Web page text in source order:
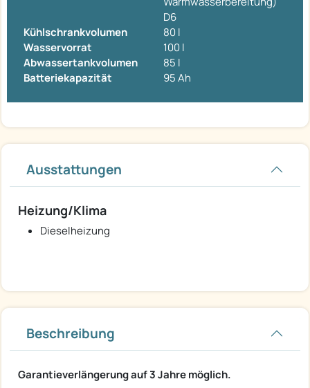
D6
Kühlschrankvolumen
80 l
Wasservorrat
100 l
Abwassertankvolumen
85 l
Batteriekapazität
95 Ah
Ausstattungen
Heizung/Klima
Dieselheizung
Beschreibung
Garantieverlängerung auf 3 Jahre möglich.